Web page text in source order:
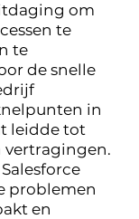
om
te
te
de snelle
in
leidde tot
vertragingen.
problemen
en